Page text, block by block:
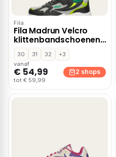
Fila
Fila Madrun Velcro
klittenbandschoenen
– Zwart
30 31 32
+3
vanaf
€ 54,99
tot € 59,99
2 shops